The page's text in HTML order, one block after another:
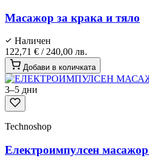
Масажор за крака и тяло
Наличен
122,71 € / 240,00 лв.
Добави в количката
3–5 дни
Technoshop
Електроимпулсен масажор